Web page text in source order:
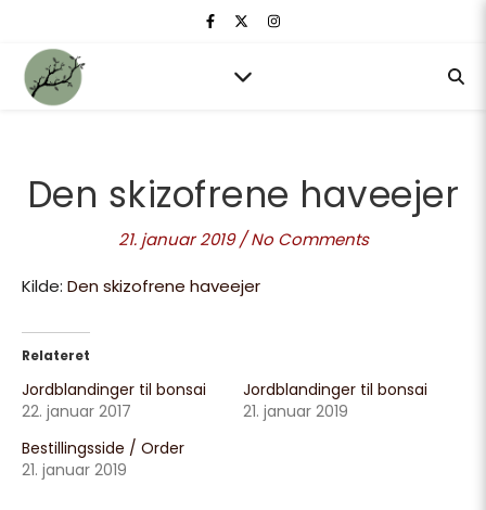
Den skizofrene haveejer
21. januar 2019 / No Comments
Kilde: Den skizofrene haveejer
Relateret
Jordblandinger til bonsai
22. januar 2017
Jordblandinger til bonsai
21. januar 2019
Bestillingsside / Order
21. januar 2019